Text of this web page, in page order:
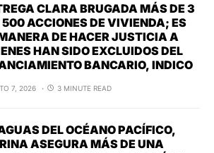
CLARA BRUGADA MÁS DE 3
ACCIONES DE VIVIENDA; ES
DE HACER JUSTICIA A
HAN SIDO EXCLUIDOS DEL
BANCARIO, INDICO
7, 2026 3 MINUTE READ
DEL OCÉANO PACÍFICO,
ASEGURA MÁS DE UNA